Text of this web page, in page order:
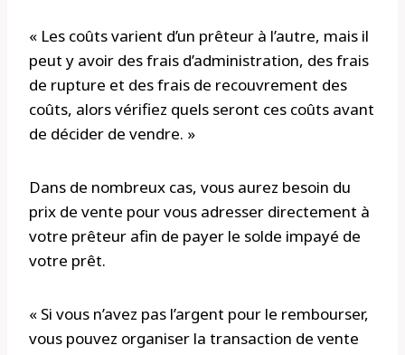
« Les coûts varient d’un prêteur à l’autre, mais il
peut y avoir des frais d’administration, des frais
de rupture et des frais de recouvrement des
coûts, alors vérifiez quels seront ces coûts avant
de décider de vendre. »
Dans de nombreux cas, vous aurez besoin du
prix de vente pour vous adresser directement à
votre prêteur afin de payer le solde impayé de
votre prêt.
« Si vous n’avez pas l’argent pour le rembourser,
vous pouvez organiser la transaction de vente